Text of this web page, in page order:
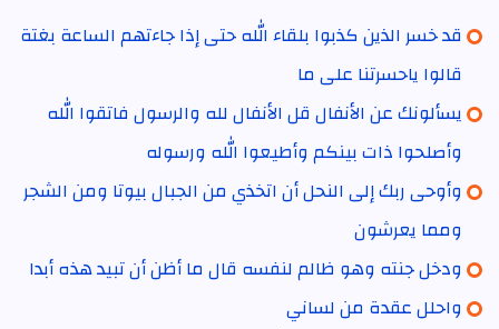
قد خسر الذين كذبوا بلقاء الله حتى إذا جاءتهم الساعة بغتة
قالوا ياحسرتنا على ما
يسألونك عن الأنفال قل الأنفال لله والرسول فاتقوا الله
وأصلحوا ذات بينكم وأطيعوا الله ورسوله
وأوحى ربك إلى النحل أن اتخذي من الجبال بيوتا ومن الشجر
ومما يعرشون
ودخل جنته وهو ظالم لنفسه قال ما أظن أن تبيد هذه أبدا
واحلل عقدة من لساني